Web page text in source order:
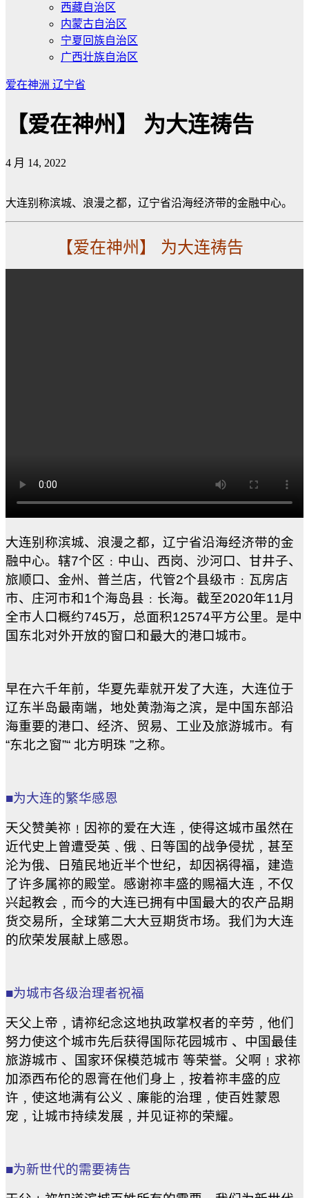
西藏自治区
内蒙古自治区
宁夏回族自治区
广西壮族自治区
爱在神洲 辽宁省
【爱在神州】 为大连祷告
4 月 14, 2022
大连别称滨城、浪漫之都，辽宁省沿海经济带的金融中心。
【爱在神州】 为大连祷告
大连别称滨城、浪漫之都，辽宁省沿海经济带的金
融中心。辖7个区﹕中山、西岗、沙河口、甘井子、
旅顺口、金州、普兰店，代管2个县级市﹕瓦房店
市、庄河市和1个海岛县﹕长海。截至2020年11月
全市人口概约745万，总面积12574平方公里。是中
国东北对外开放的窗口和最大的港口城市。
早在六千年前，华夏先辈就开发了大连，大连位于
辽东半岛最南端，地处黄渤海之滨，是中国东部沿
海重要的港口、经济、贸易、工业及旅游城市。有
“东北之窗”“ 北方明珠 ”之称。
■为大连的繁华感恩
天父赞美祢﹗因祢的爱在大连﹐使得这城市虽然在
近代史上曾遭受英﹑俄﹑日等国的战争侵扰﹐甚至
沦为俄、日殖民地近半个世纪，却因祸得福，建造
了许多属祢的殿堂。感谢祢丰盛的赐福大连﹐不仅
兴起教会﹐而今的大连已拥有中国最大的农产品期
货交易所，全球第二大大豆期货市场。我们为大连
的欣荣发展献上感恩。
■为城市各级治理者祝福
天父上帝﹐请祢纪念这地执政掌权者的辛劳﹐他们
努力使这个城市先后获得国际花园城市 、中国最佳
旅游城市 、国家环保模范城市 等荣誉。父啊﹗求祢
加添西布伦的恩膏在他们身上﹐按着祢丰盛的应
许﹐使这地满有公义﹑廉能的治理﹐使百姓蒙恩
宠﹐让城市持续发展﹐并见证祢的荣耀。
■为新世代的需要祷告